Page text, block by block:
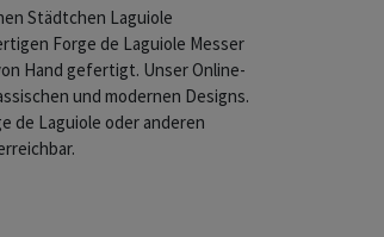
Städtchen Laguiole
Forge de Laguiole Messer
Hand gefertigt. Unser Online-
und modernen Designs.
de Laguiole oder anderen